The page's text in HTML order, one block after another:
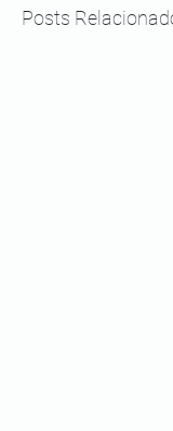
Posts